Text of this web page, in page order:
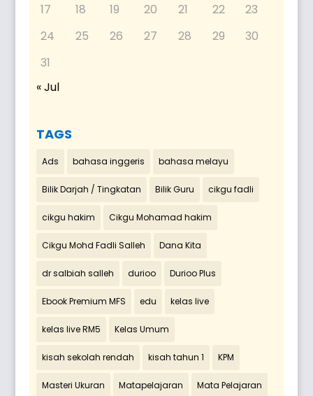
17
18 19 20 21 22
23
24
25 26 27 28 29
30
31
« Jul
TAGS
Ads bahasa inggeris bahasa melayu
Bilik Darjah / Tingkatan Bilik Guru cikgu fadli
cikgu hakim Cikgu Mohamad hakim
Cikgu Mohd Fadli Salleh Dana Kita
dr salbiah salleh durioo Durioo Plus
Ebook Premium MFS edu kelas live
kelas live RM5 Kelas Umum
kisah sekolah rendah kisah tahun 1 KPM
Masteri Ukuran Matapelajaran Mata Pelajaran